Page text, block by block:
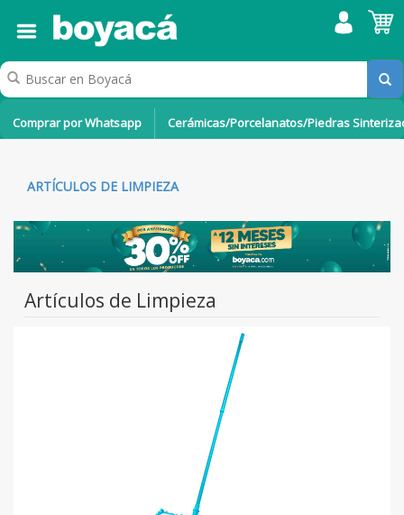
Comprar por Whatsapp Cerámicas/Porcelanatos/Piedras
ARTÍCULOS DE LIMPIEZA
Artículos de Limpieza